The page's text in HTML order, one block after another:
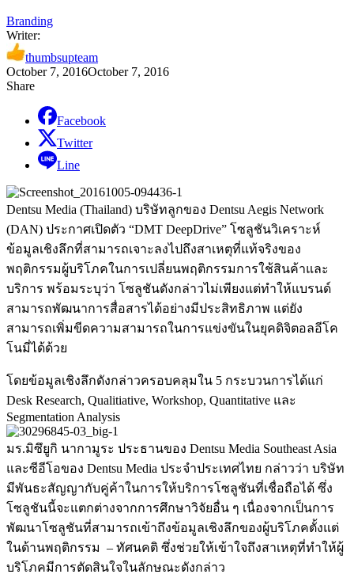
Branding
Writer:
thumbsupteam
October 7, 2016October 7, 2016
Share
Facebook
Twitter
Line
Dentsu Media (Thailand) บริษัทลูกของ Dentsu Aegis Network
(DAN) ประกาศเปิดตัว “DMT DeepDrive” โซลูชันวิเคราะห์
ข้อมูลเชิงลึกที่สามารถเจาะลงไปถึงสาเหตุที่แท้จริงของ
พฤติกรรมผู้บริโภคในการเปลี่ยนพฤติกรรมการใช้สินค้าและ
บริการ พร้อมระบุว่า โซลูชันดังกล่าวไม่เพียงแต่ทำให้แบรนด์
สามารถพัฒนาการสื่อสารได้อย่างมีประสิทธิภาพ แต่ยัง
สามารถเพิ่มขีดความสามารถในการแข่งขันในยุคดิจิตอลอีโค
โนมี่ได้ด้วย
โดยข้อมูลเชิงลึกดังกล่าวครอบคลุมใน 5 กระบวนการได้แก่
Desk Research, Qualitiative, Workshop, Quantitative และ
Segmentation Analysis
มร.มิซึยูกิ นากามูระ ประธานของ Dentsu Media Southeast Asia
และซีอีโอของ Dentsu Media ประจำประเทศไทย กล่าวว่า บริษัท
มีพันธะสัญญากับคู่ค้าในการให้บริการโซลูชันที่เชื่อถือได้ ซึ่ง
โซลูชันนี้จะแตกต่างจากการศึกษาวิจัยอื่น ๆ เนื่องจากเป็นการ
พัฒนาโซลูชันที่สามารถเข้าถึงข้อมูลเชิงลึกของผู้บริโภคตั้งแต่
ในด้านพฤติกรรม – ทัศนคติ ซึ่งช่วยให้เข้าใจถึงสาเหตุที่ทำให้ผู้
บริโภคมีการตัดสินใจในลักษณะดังกล่าว